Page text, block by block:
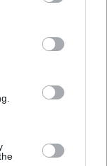
party tags to
in below Google
515 που